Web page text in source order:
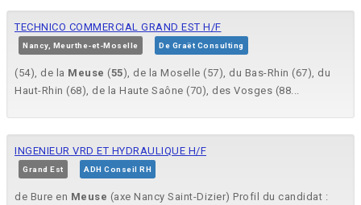
TECHNICO COMMERCIAL GRAND EST H/F
Nancy, Meurthe-et-Moselle De Graët Consulting
(54), de la Meuse (55), de la Moselle (57), du Bas-Rhin (67), du
Haut-Rhin (68), de la Haute Saône (70), des Vosges (88...
INGENIEUR VRD ET HYDRAULIQUE H/F
Grand Est ADH Conseil RH
de Bure en Meuse (axe Nancy Saint-Dizier) Profil du candidat :